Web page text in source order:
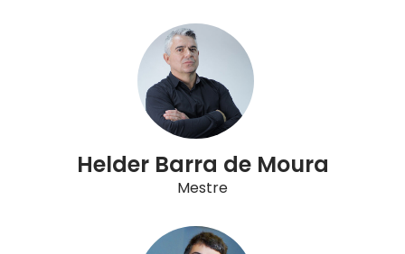
Helder Barra de Moura
Mestre